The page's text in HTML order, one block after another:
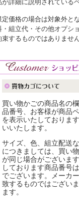
詳細に説明されている
価格の場合は対象外と
組立代・その他オプシ
するものではありません
買い物かごの商品名の
品番号、お客様が商品
を表示いたしておりま
いいたします。
サイズ、色、組立配送
につきましては、買い
が同じ場合がございま
しております商品番号
でございます。メーカ
致するものではござい
ます。